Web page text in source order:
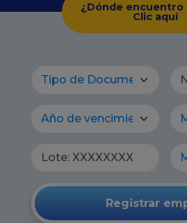
¿Dónde encuentro
Clic aquí
Tipo de Documento
Registrar